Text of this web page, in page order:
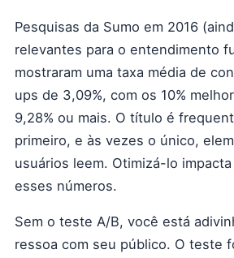
Pesquisas da Sumo em 2016
relevantes para o entendimento
mostraram uma taxa média de
ups de 3,09%, com os 10%
9,28% ou mais. O título é
primeiro, e às vezes o único,
usuários leem. Otimizá-lo
esses números.
Sem o teste A/B, você está
ressoa com seu público. O teste